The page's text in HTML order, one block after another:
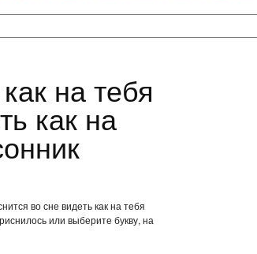
как на
во сне видеть как на тебя
или выберите букву, на